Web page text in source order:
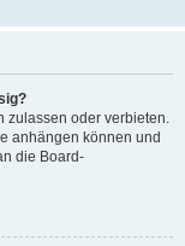
zulassen oder verbieten.
anhängen können und
die Board-